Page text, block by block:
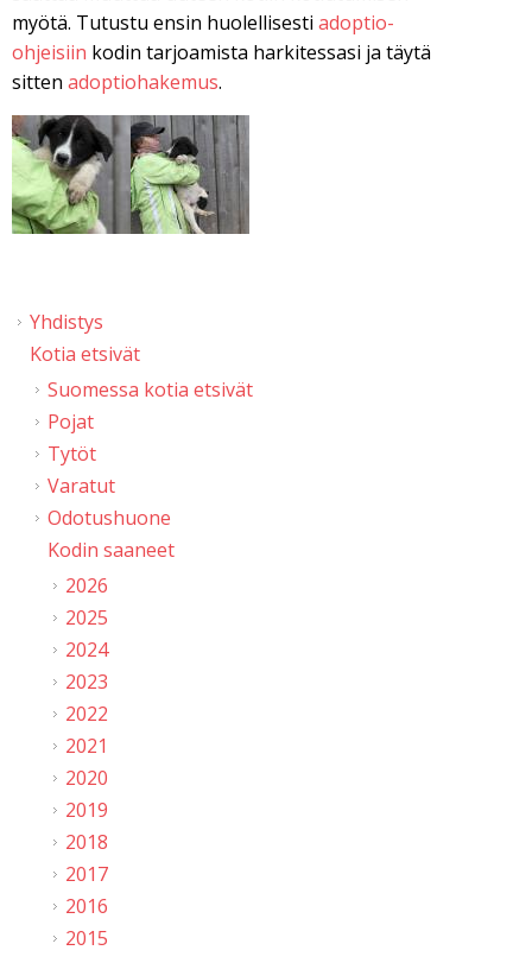
myötä. Tutustu ensin huolellisesti adoptio-
ohjeisiin kodin tarjoamista harkitessasi ja täytä
sitten adoptiohakemus.
Yhdistys
Kotia etsivät
Suomessa kotia etsivät
Pojat
Tytöt
Varatut
Odotushuone
Kodin saaneet
2026
2025
2024
2023
2022
2021
2020
2019
2018
2017
2016
2015